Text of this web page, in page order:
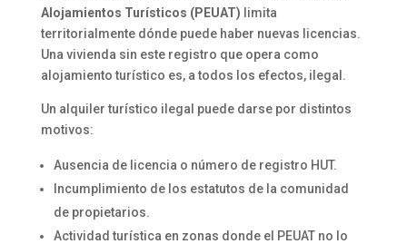
Alojamientos Turísticos (PEUAT) limita
territorialmente dónde puede haber nuevas licencias.
Una vivienda sin este registro que opera como
alojamiento turístico es, a todos los efectos, ilegal.
Un alquiler turístico ilegal puede darse por distintos
motivos:
Ausencia de licencia o número de registro HUT.
Incumplimiento de los estatutos de la comunidad
de propietarios.
Actividad turística en zonas donde el PEUAT no lo